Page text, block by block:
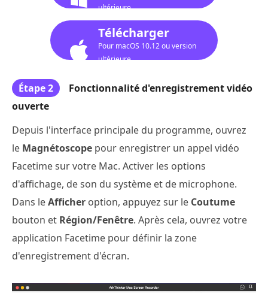
ultérieure
Télécharger
Pour macOS 10.12 ou version
ultérieure
Étape 2
Fonctionnalité d'enregistrement vidéo
ouverte
Depuis l'interface principale du programme, ouvrez
le Magnétoscope pour enregistrer un appel vidéo
Facetime sur votre Mac. Activer les options
d'affichage, de son du système et de microphone.
Dans leAfficher option, appuyez sur le Coutume
bouton et Région/Fenêtre. Après cela, ouvrez votre
application Facetime pour définir la zone
d'enregistrement d'écran.